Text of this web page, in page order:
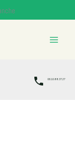
06.10.88.37.27